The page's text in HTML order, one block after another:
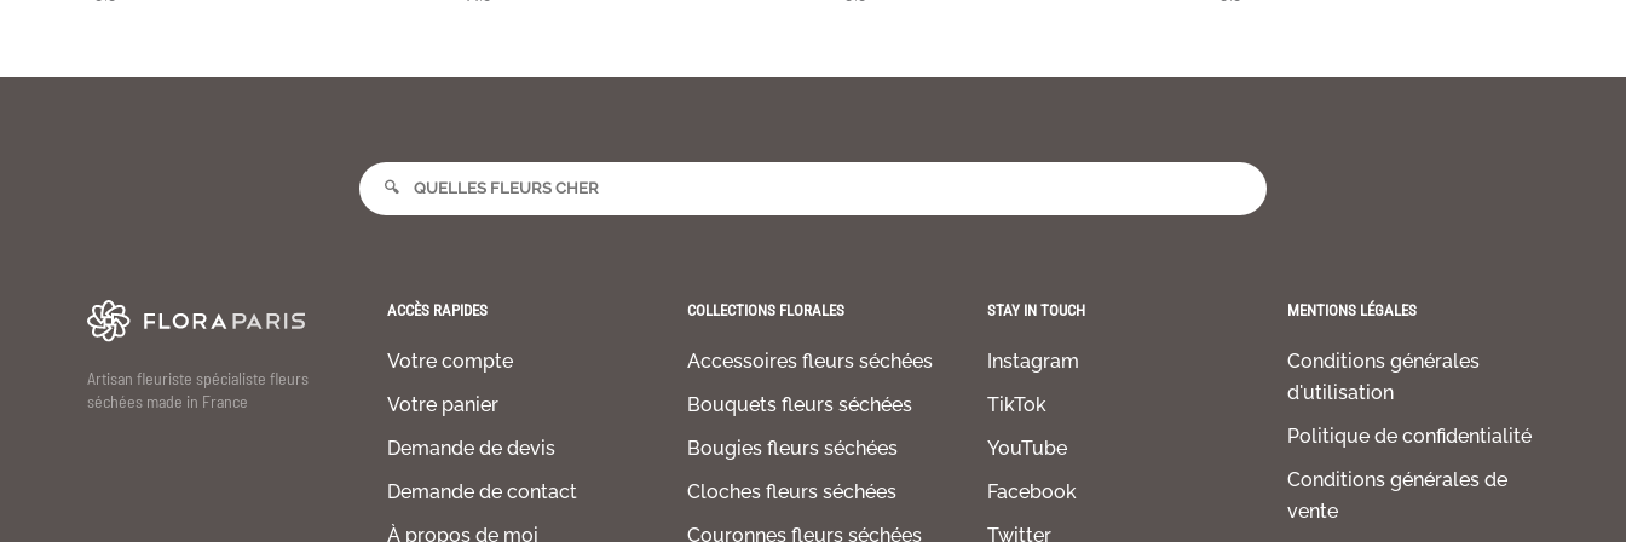
Artisan fleuriste spécialiste fleurs
séchées made in France
ACCÈS RAPIDES
Votre compte
Votre panier
Demande de devis
Demande de contact
À propos de moi
COLLECTIONS FLORALES
Accessoires fleurs séchées
Bouquets fleurs séchées
Bougies fleurs séchées
Cloches fleurs séchées
Couronnes fleurs séchées
STAY IN TOUCH
Instagram
TikTok
YouTube
Facebook
Twitter
MENTIONS LÉGALES
Conditions générales
d'utilisation
Politique de confidentialité
Conditions générales de
vente